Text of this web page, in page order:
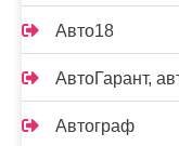
Авто18
АвтоГарант,
Автограф